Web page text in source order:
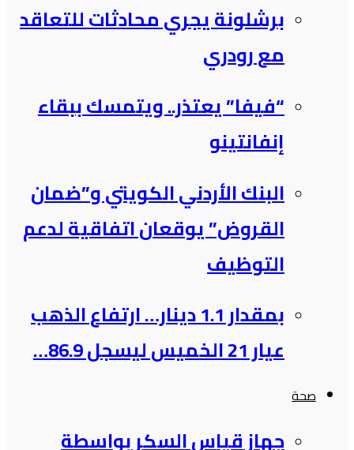
برشلونة يجري محادثات للتعاقد
مع رودري
“فيفا” يعتذر.. ويتمسك ببقاء
إنفانتينو
البنك الأردني الكويتي و”ضمان
القروض” يوقعان اتفاقية لدعم
التوظيف
بمقدار 1.1 دينار… ارتفاع الذهب
عيار 21 الخميس ليسجل 86.9…
صحة
جهاز قياس السكر بواسطة